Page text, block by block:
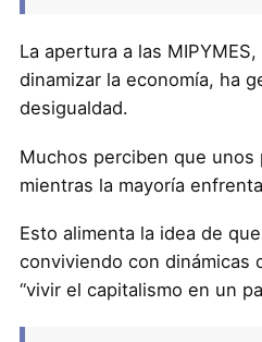
La apertura a las
dinamizar la economía, ha
desigualdad.
Muchos perciben que unos
mientras la mayoría
Esto alimenta la idea de
conviviendo con dinámicas
“vivir el capitalismo en un